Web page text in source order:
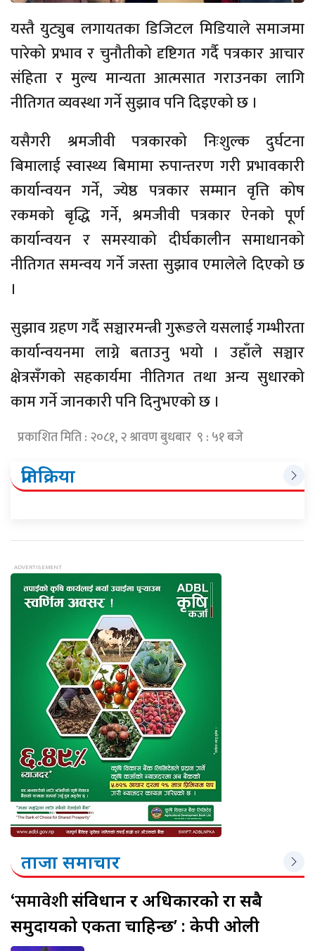
यस्तै युट्युब लगायतका डिजिटल मिडियाले समाजमा
पारेको प्रभाव र चुनौतीको दृष्टिगत गर्दै पत्रकार आचार
संहिता र मुल्य मान्यता आत्मसात गराउनका लागि
नीतिगत व्यवस्था गर्ने सुझाव पनि दिइएको छ ।
यसैगरी श्रमजीवी पत्रकारको निःशुल्क दुर्घटना
बिमालाई स्वास्थ्य बिमामा रुपान्तरण गरी प्रभावकारी
कार्यान्वयन गर्ने, ज्येष्ठ पत्रकार सम्मान वृत्ति कोष
रकमको बृद्धि गर्ने, श्रमजीवी पत्रकार ऐनको पूर्ण
कार्यान्वयन र समस्याको दीर्घकालीन समाधानको
नीतिगत समन्वय गर्ने जस्ता सुझाव एमालेले दिएको छ
।
सुझाव ग्रहण गर्दै सञ्चारमन्त्री गुरूङले यसलाई गम्भीरता
कार्यान्वयनमा लाग्ने बताउनु भयो । उहाँले सञ्चार
क्षेत्रसँगको सहकार्यमा नीतिगत तथा अन्य सुधारको
काम गर्ने जानकारी पनि दिनुभएको छ ।
प्रकाशित मिति : २०८१, २ श्रावण बुधबार ९ : ५१ बजे
प्रतिक्रिया
ताजा समाचार
‘समावेशीसंविधान र अधिकारको रक्षा सबै
समुदायको एकता चाहिन्छ’ : केपी ओली